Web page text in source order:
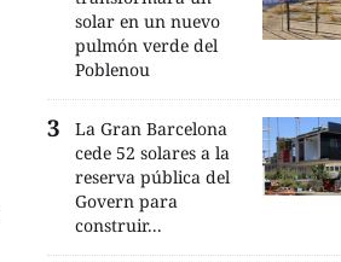
solar en un nuevo
pulmón verde del
Poblenou
La Gran Barcelona
cede 52 solares a la
reserva pública del
Govern para
construir...